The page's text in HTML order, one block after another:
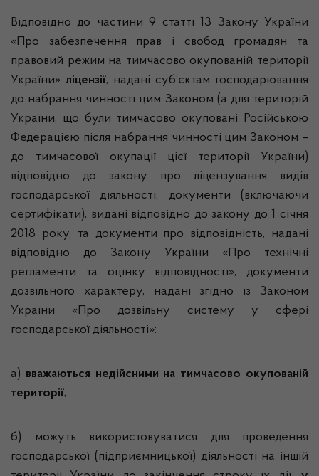
Відповідно до частини 9 статті 13 Закону України
«Про забезпечення прав і свобод громадян та
правовий режим на тимчасово окупованій території
України» ліцензії, надані суб’єктам господарювання
до набрання чинності цим Законом (а для територій
України, що були тимчасово окуповані Російською
Федерацією після набрання чинності цим Законом –
до тимчасової окупації цієї території України)
відповідно до закону про ліцензування видів
господарської діяльності, документи (включаючи
сертифікати), видані відповідно до закону до 1 січня
2018 року, та документи про відповідність, надані
відповідно до Закону України «Про технічні
регламенти та оцінку відповідності», документи
дозвільного характеру, надані згідно із Законом
України «Про дозвільну систему у сфері
господарської діяльності»:
а) вважаються недійсними на тимчасово окупованій
території;
б) можуть використовуватися для проведення
господарської (підприємницької) діяльності на іншій